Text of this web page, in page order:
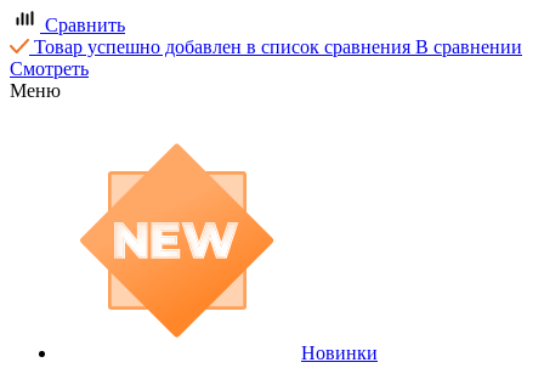
Сравнить
Товар успешно добавлен в список сравнения В сравнении
Смотреть
Меню
Новинки